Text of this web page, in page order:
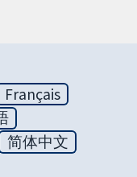
Français
简体中文